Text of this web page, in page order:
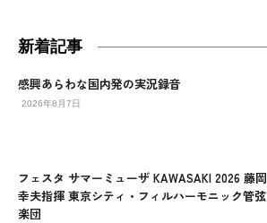
新着記事
感興あらわな国内発の実況録音
2026年8月7日
フェスタ サマーミューザ KAWASAKI 2026 藤岡
幸夫指揮 東京シティ・フィルハーモニック管弦
楽団